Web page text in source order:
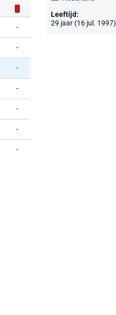
-
-
-
-
-
-
-
Leeftijd:
29 jaar (16 jul. 1997)